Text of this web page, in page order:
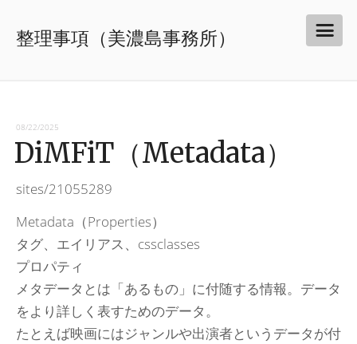
整理事項（美濃島事務所）
08/22/2025
DiMFiT（Metadata）
sites/21055289
Metadata（Properties）
タグ、エイリアス、cssclasses
プロパティ
メタデータとは 「あるもの」に付随する情報。データ
をより詳しく表すためのデータ。
たとえば映画にはジャンルや出演者というデータが付